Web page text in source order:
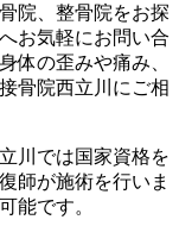
院、整骨院をお探
お気軽にお問い合
体の歪みや痛み、
骨院西立川にご相
川では国家資格を
師が施術を行いま
能です。